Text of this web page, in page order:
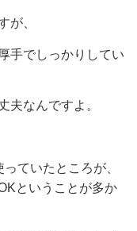
が、
手でしっかりしてい
夫なんですよ。
ていたところが、
ということが多か